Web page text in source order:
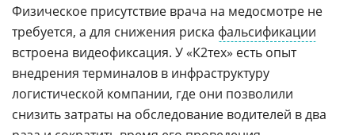
Физическое присутствие врача на медосмотре не
требуется, а для снижения риска фальсификации
встроена видеофиксация. У «К2тех» есть опыт
внедрения терминалов в инфраструктуру
логистической компании, где они позволили
снизить затраты на обследование водителей в два